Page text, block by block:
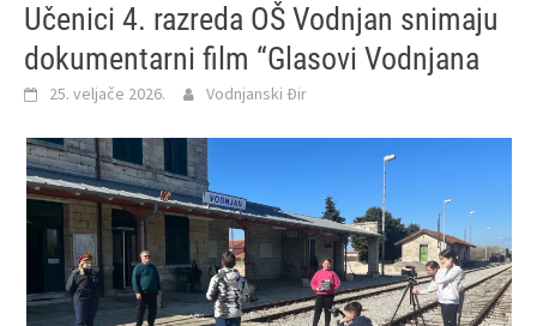
Učenici 4. razreda OŠ Vodnjan snimaju
dokumentarni film “Glasovi Vodnjana
25. veljače 2026. Vodnjanski Đir